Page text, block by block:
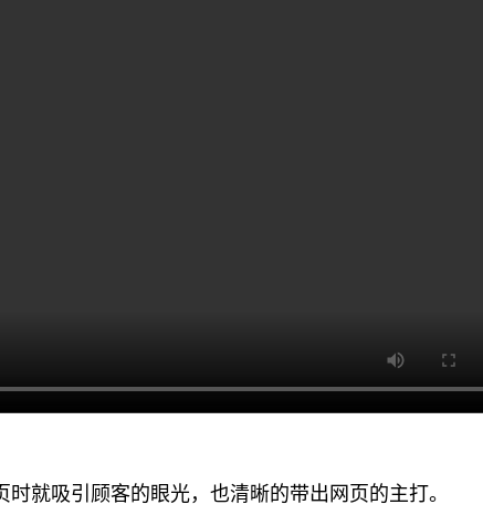
就吸引顾客的眼光，也清晰的带出网页的主打。